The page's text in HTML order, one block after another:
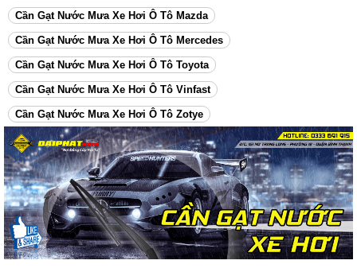
Cần Gạt Nước Mưa Xe Hơi Ô Tô Mazda
Cần Gạt Nước Mưa Xe Hơi Ô Tô Mercedes
Cần Gạt Nước Mưa Xe Hơi Ô Tô Toyota
Cần Gạt Nước Mưa Xe Hơi Ô Tô Vinfast
Cần Gạt Nước Mưa Xe Hơi Ô Tô Zotye